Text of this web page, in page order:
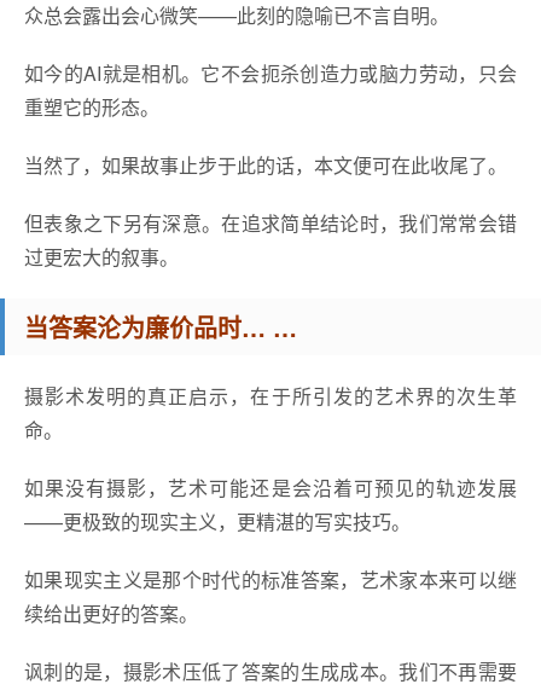
众总会露出会心微笑——此刻的隐喻已不言自明。
如今的AI就是相机。它不会扼杀创造力或脑力劳动，只会
重塑它的形态。
当然了，如果故事止步于此的话，本文便可在此收尾了。
但表象之下另有深意。在追求简单结论时，我们常常会错
过更宏大的叙事。
当答案沦为廉价品时… …
摄影术发明的真正启示，在于所引发的艺术界的次生革
命。
如果没有摄影，艺术可能还是会沿着可预见的轨迹发展
——更极致的现实主义，更精湛的写实技巧。
如果现实主义是那个时代的标准答案，艺术家本来可以继
续给出更好的答案。
讽刺的是，摄影术压低了答案的生成成本。我们不再需要